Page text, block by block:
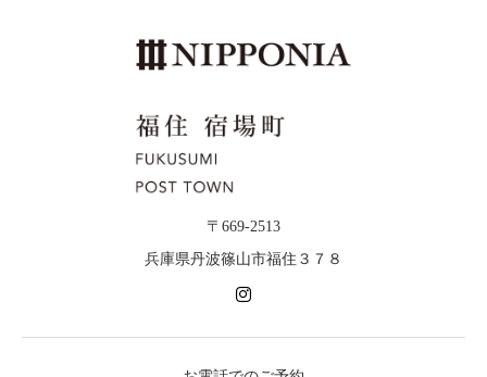
〒669-2513
兵庫県丹波篠山市福住３７８